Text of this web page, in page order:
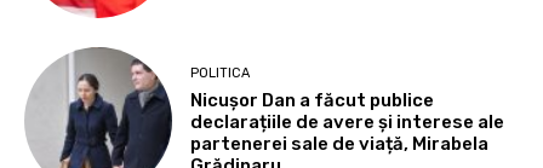
POLITICA
Nicușor Dan a făcut publice
declarațiile de avere și interese ale
partenerei sale de viață, Mirabela